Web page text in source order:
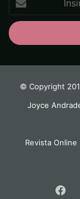
seu
endereço
de
© Copyright
Joyce
Revista Online